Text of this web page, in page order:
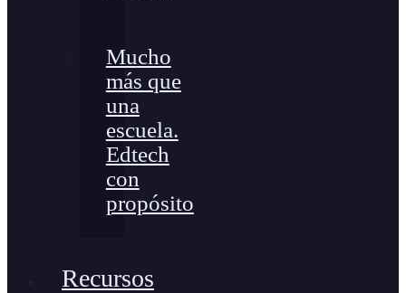
Mucho
más que
una
escuela.
Edtech
con
propósito
Recursos